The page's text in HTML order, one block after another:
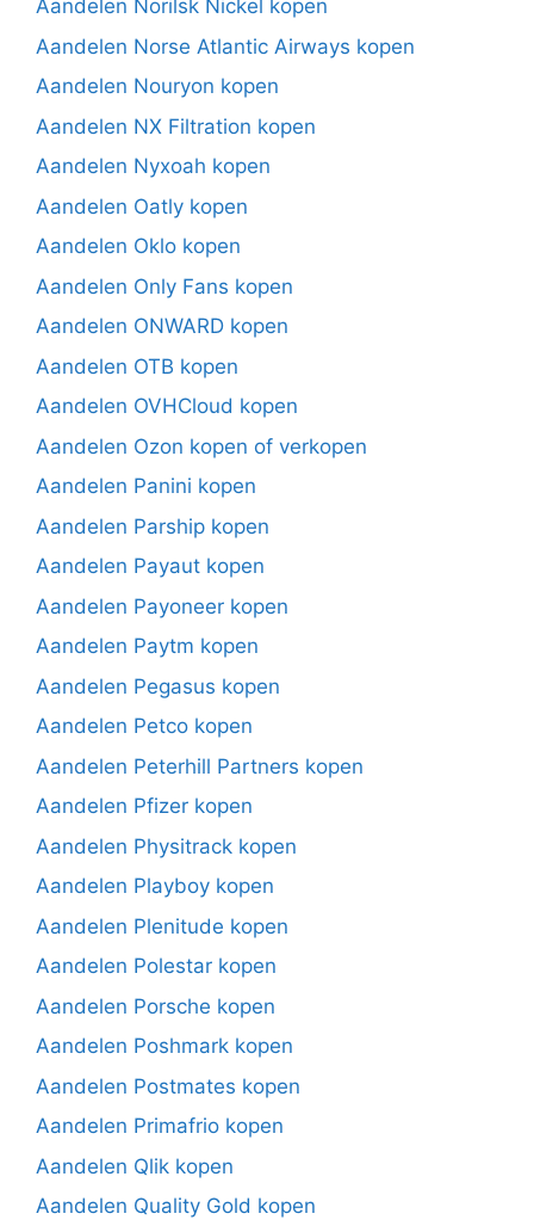
Aandelen Norilsk Nickel kopen
Aandelen Norse Atlantic Airways kopen
Aandelen Nouryon kopen
Aandelen NX Filtration kopen
Aandelen Nyxoah kopen
Aandelen Oatly kopen
Aandelen Oklo kopen
Aandelen Only Fans kopen
Aandelen ONWARD kopen
Aandelen OTB kopen
Aandelen OVHCloud kopen
Aandelen Ozon kopen of verkopen
Aandelen Panini kopen
Aandelen Parship kopen
Aandelen Payaut kopen
Aandelen Payoneer kopen
Aandelen Paytm kopen
Aandelen Pegasus kopen
Aandelen Petco kopen
Aandelen Peterhill Partners kopen
Aandelen Pfizer kopen
Aandelen Physitrack kopen
Aandelen Playboy kopen
Aandelen Plenitude kopen
Aandelen Polestar kopen
Aandelen Porsche kopen
Aandelen Poshmark kopen
Aandelen Postmates kopen
Aandelen Primafrio kopen
Aandelen Qlik kopen
Aandelen Quality Gold kopen